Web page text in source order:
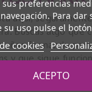
aquí,
Buscas algo que
años formando
y que sigue
decoración. En
en Harry Potter
preferencias
Para dar
su uso pulse el
cookies
ACEPTO